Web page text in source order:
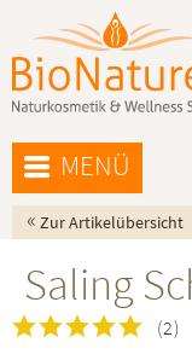
MENÜ
« Zur Artikelübersicht
Saling
(2)